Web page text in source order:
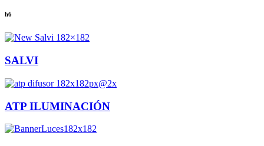
h6
SALVI
ATP ILUMINACIÓN